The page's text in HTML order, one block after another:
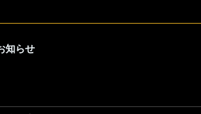
知らせ